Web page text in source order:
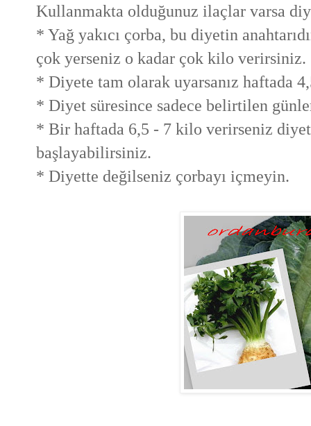
Kullanmakta olduğunuz ilaçlar varsa
* Yağ yakıcı çorba, bu diyetin
çok yerseniz o kadar çok kilo verirsiniz.
* Diyete tam olarak uyarsanız haftada
* Diyet süresince sadece belirtilen
* Bir haftada 6,5 - 7 kilo verirseniz
başlayabilirsiniz.
* Diyette değilseniz çorbayı içmeyin.